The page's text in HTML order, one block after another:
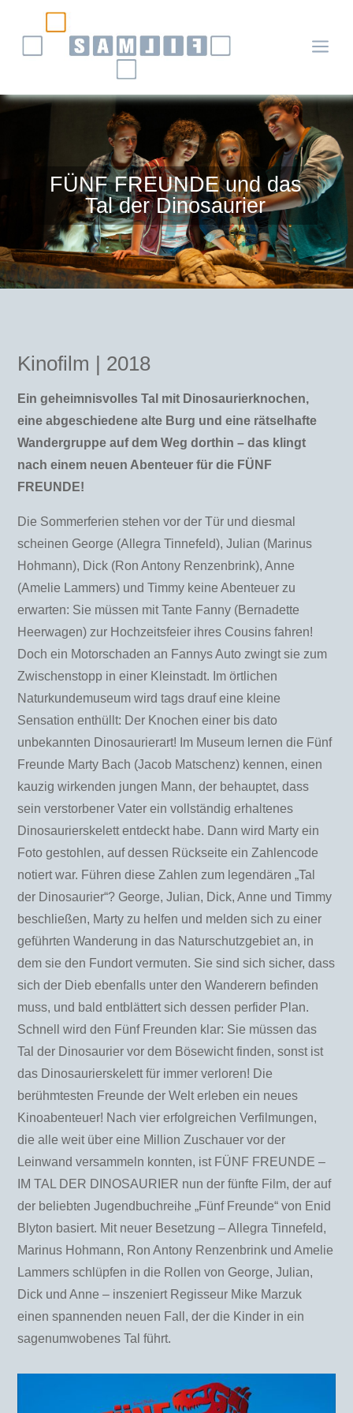
a
FÜNF FREUNDE und das
Tal der Dinosaurier
Kinofilm | 2018
Ein geheimnisvolles Tal mit Dinosaurierknochen,
eine abgeschiedene alte Burg und eine rätselhafte
Wandergruppe auf dem Weg dorthin – das klingt
nach einem neuen Abenteuer für die FÜNF
FREUNDE!
Die Sommerferien stehen vor der Tür und diesmal
scheinen George (Allegra Tinnefeld), Julian (Marinus
Hohmann), Dick (Ron Antony Renzenbrink), Anne
(Amelie Lammers) und Timmy keine Abenteuer zu
erwarten: Sie müssen mit Tante Fanny (Bernadette
Heerwagen) zur Hochzeitsfeier ihres Cousins fahren!
Doch ein Motorschaden an Fannys Auto zwingt sie zum
Zwischenstopp in einer Kleinstadt. Im örtlichen
Naturkundemuseum wird tags drauf eine kleine
Sensation enthüllt: Der Knochen einer bis dato
unbekannten Dinosaurierart! Im Museum lernen die Fünf
Freunde Marty Bach (Jacob Matschenz) kennen, einen
kauzig wirkenden jungen Mann, der behauptet, dass
sein verstorbener Vater ein vollständig erhaltenes
Dinosaurierskelett entdeckt habe. Dann wird Marty ein
Foto gestohlen, auf dessen Rückseite ein Zahlencode
notiert war. Führen diese Zahlen zum legendären „Tal
der Dinosaurier“? George, Julian, Dick, Anne und Timmy
beschließen, Marty zu helfen und melden sich zu einer
geführten Wanderung in das Naturschutzgebiet an, in
dem sie den Fundort vermuten. Sie sind sich sicher, dass
sich der Dieb ebenfalls unter den Wanderern befinden
muss, und bald entblättert sich dessen perfider Plan.
Schnell wird den Fünf Freunden klar: Sie müssen das
Tal der Dinosaurier vor dem Bösewicht finden, sonst ist
das Dinosaurierskelett für immer verloren! Die
berühmtesten Freunde der Welt erleben ein neues
Kinoabenteuer! Nach vier erfolgreichen Verfilmungen,
die alle weit über eine Million Zuschauer vor der
Leinwand versammeln konnten, ist FÜNF FREUNDE –
IM TAL DER DINOSAURIER nun der fünfte Film, der auf
der beliebten Jugendbuchreihe „Fünf Freunde“ von Enid
Blyton basiert. Mit neuer Besetzung – Allegra Tinnefeld,
Marinus Hohmann, Ron Antony Renzenbrink und Amelie
Lammers schlüpfen in die Rollen von George, Julian,
Dick und Anne – inszeniert Regisseur Mike Marzuk
einen spannenden neuen Fall, der die Kinder in ein
sagenumwobenes Tal führt.